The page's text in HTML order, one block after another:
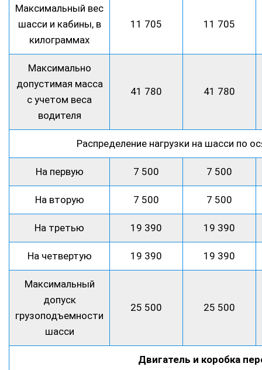
Максимальный вес
шасси и кабины, в
килограммах
11 705 11 705
Максимально
допустимая масса
с учетом веса
водителя
41 780 41 780
Распределение нагрузки на шасси по
На первую 7 500 7 500
На вторую 7 500 7 500
На третью 19 390 19 390
На четвертую 19 390 19 390
Максимальный
допуск
грузоподъемности
шасси
25 500 25 500
Двигатель и коробка